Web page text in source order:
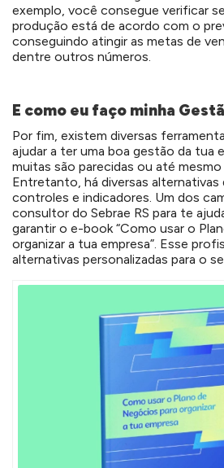
exemplo, você consegue verificar
produção está de acordo com o
conseguindo atingir as metas de
dentre outros números.
E como eu faço minha
Por fim, existem diversas
ajudar a ter uma boa gestão da tua
muitas são parecidas ou até
Entretanto, há diversas alternativas
controles e indicadores. Um dos
consultor do Sebrae RS para te
garantir o e-book “Como usar o
organizar a tua empresa”. Esse
alternativas personalizadas para o